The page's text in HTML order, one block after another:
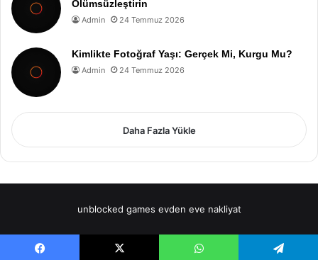
Ölümsüzleştirin
Admin 24 Temmuz 2026
Kimlikte Fotoğraf Yaşı: Gerçek Mi, Kurgu Mu?
Admin 24 Temmuz 2026
Daha Fazla Yükle
unblocked games evden eve nakliyat